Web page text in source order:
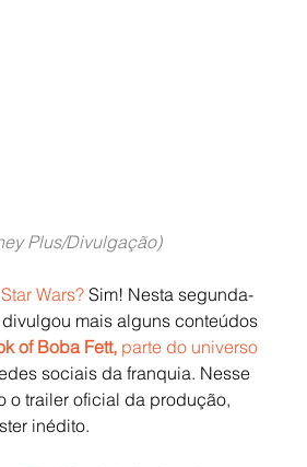
Plus/Divulgação)
Wars? Sim! Nesta segunda-
mais alguns conteúdos
of Boba Fett, parte do universo
sociais da franquia. Nesse
o trailer oficial da produção,
inédito.